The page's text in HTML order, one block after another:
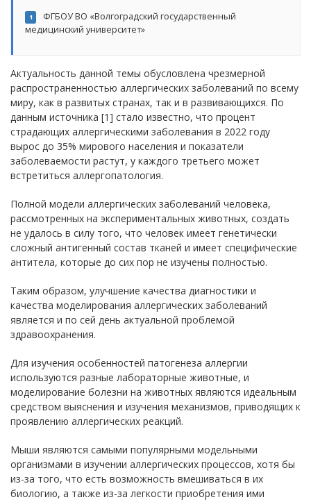
1
ФГБОУ ВО «Волгоградский государственный
медицинский университет»
Актуальность данной темы обусловлена чрезмерной
распространенностью аллергических заболеваний по всему
миру, как в развитых странах, так и в развивающихся. По
данным источника [1] стало известно, что процент
страдающих аллергическими заболевания в 2022 году
вырос до 35% мирового населения и показатели
заболеваемости растут, у каждого третьего может
встретиться аллергопатология.
Полной модели аллергических заболеваний человека,
рассмотренных на экспериментальных животных, создать
не удалось в силу того, что человек имеет генетически
сложный антигенный состав тканей и имеет специфические
антитела, которые до сих пор не изучены полностью.
Таким образом, улучшение качества диагностики и
качества моделирования аллергических заболеваний
является и по сей день актуальной проблемой
здравоохранения.
Для изучения особенностей патогенеза аллергии
используются разные лабораторные животные, и
моделирование болезни на животных являются идеальным
средством выяснения и изучения механизмов, приводящих к
проявлению аллергических реакций.
Мыши являются самыми популярными модельными
организмами в изучении аллергических процессов, хотя бы
из-за того, что есть возможность вмешиваться в их
биологию, а также из-за легкости приобретения ими